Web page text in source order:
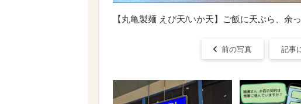
【丸亀製麺 えび天/いか天】ご飯に天ぷら、余
前の写真 記事